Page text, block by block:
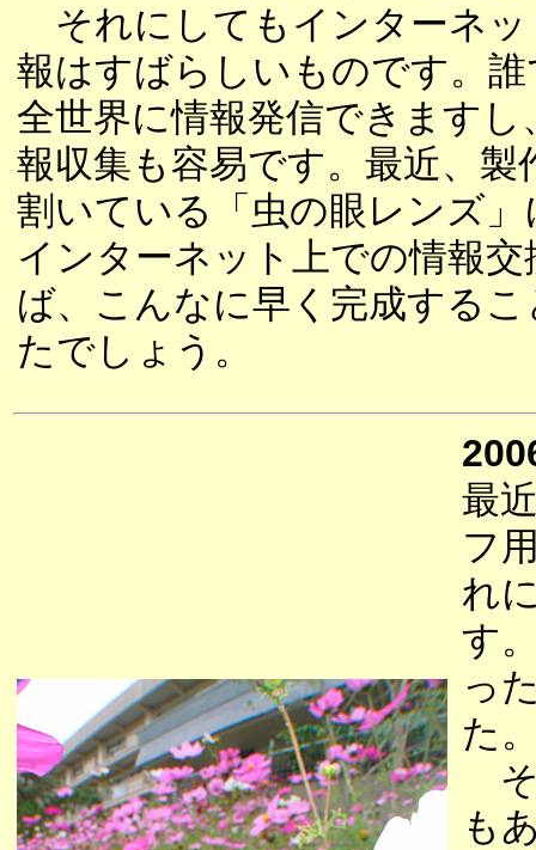
それにしてもインターネッ
報はすばらしいものです。
全世界に情報発信できますし
報収集も容易です。最近、製
割いている「虫の眼レンズ
インターネット上での情報
ば、こんなに早く完成する
たでしょう。
最
フ
れ
す
っ
た
そ
も